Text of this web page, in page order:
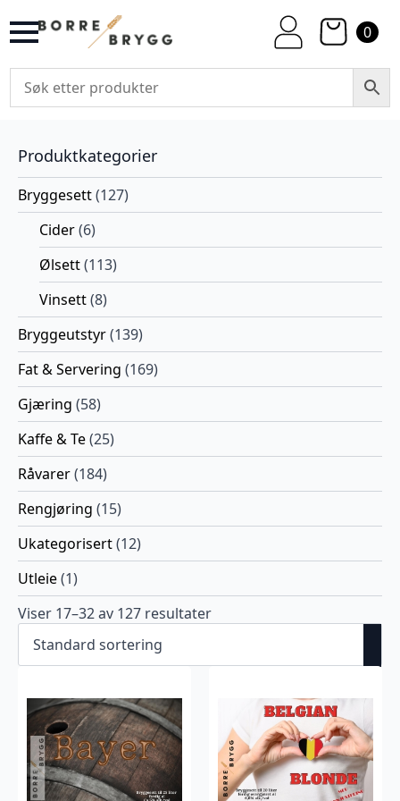
0
Produktkategorier
Bryggesett(127)
Cider(6)
Ølsett(113)
Vinsett(8)
Bryggeutstyr(139)
Fat & Servering (169)
Gjæring (58)
Kaffe & Te(25)
Råvarer(184)
Rengjøring (15)
Ukategorisert(12)
Utleie(1)
Viser 17–32 av 127 resultater